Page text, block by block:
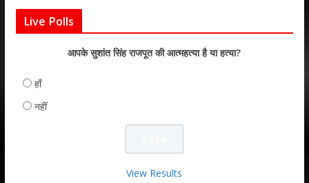
Live Polls
आपके सुशांत सिंह राजपूत की आत्महत्या है या हत्या?
हाँ
नहीं
View Results